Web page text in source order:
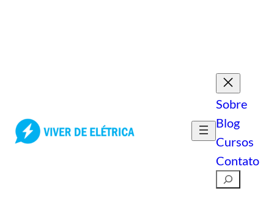
Sobre
Blog
Cursos
Contato
Pesquisar